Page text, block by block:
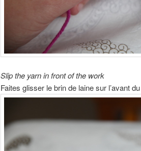
Slip the yarn in front of the work
Faites glisser le brin de laine sur l’avant